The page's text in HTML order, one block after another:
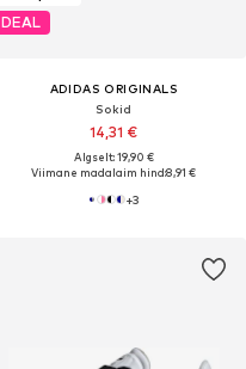
DEAL
ADIDAS ORIGINALS
Sokid
14,31 €
Algselt: 19,90 €
Viimane madalaim hind:8,91 €
+3